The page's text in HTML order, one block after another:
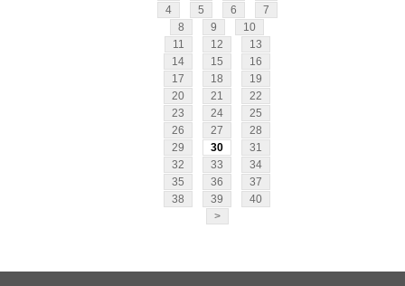
4
5 6
7
8
9
10
11
12
13
14
15
16
17
18
19
20
21
22
23
24
25
26
27
28
29
30
31
32
33
34
35
36
37
38
39
40
>